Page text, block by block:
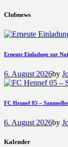
Clubnews
Erneute Einladung zur
6. August 2026by
FC Hennef 05 –
6. August 2026by
Kalender